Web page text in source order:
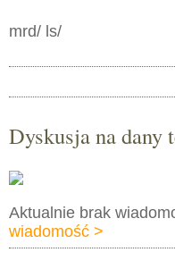
mrd/ ls/
Dyskusja na dany
Aktualnie brak
wiadomość >